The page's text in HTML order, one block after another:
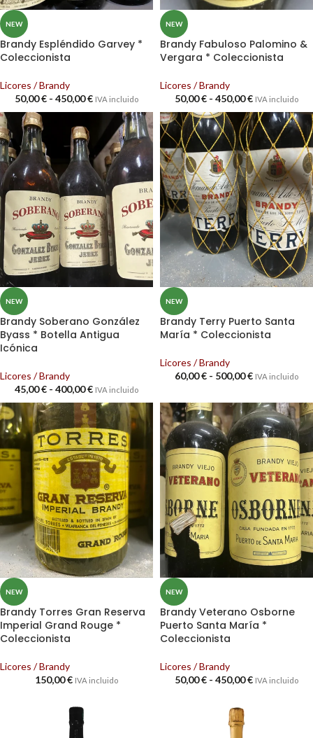
NEW
Brandy Espléndido Garvey *
Coleccionista
Licores / Brandy
50,00€ - 450,00€ IVA incluido
NEW
Brandy Fabuloso Palomino &
Vergara * Coleccionista
Licores / Brandy
50,00€ - 450,00€ IVA incluido
NEW
Brandy Soberano González
Byass * Botella Antigua
Icónica
Licores / Brandy
45,00€ - 400,00€ IVA incluido
NEW
Brandy Terry Puerto Santa
María * Coleccionista
Licores / Brandy
60,00€ - 500,00€ IVA incluido
NEW
Brandy Torres Gran Reserva
Imperial Grand Rouge *
Coleccionista
Licores / Brandy
150,00€ IVA incluido
NEW
Brandy Veterano Osborne
Puerto Santa María *
Coleccionista
Licores / Brandy
50,00€ - 450,00€ IVA incluido